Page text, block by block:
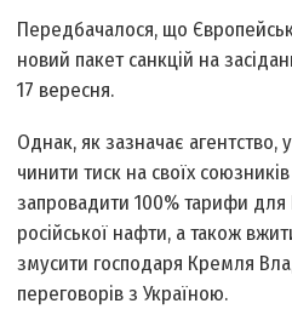
Передбачалося, що
новий пакет санкцій на
17 вересня.
Однак, як зазначає
чинити тиск на своїх
запровадити 100% тарифи для
російської нафти, а також
змусити господаря Кремля
переговорів з Україною.